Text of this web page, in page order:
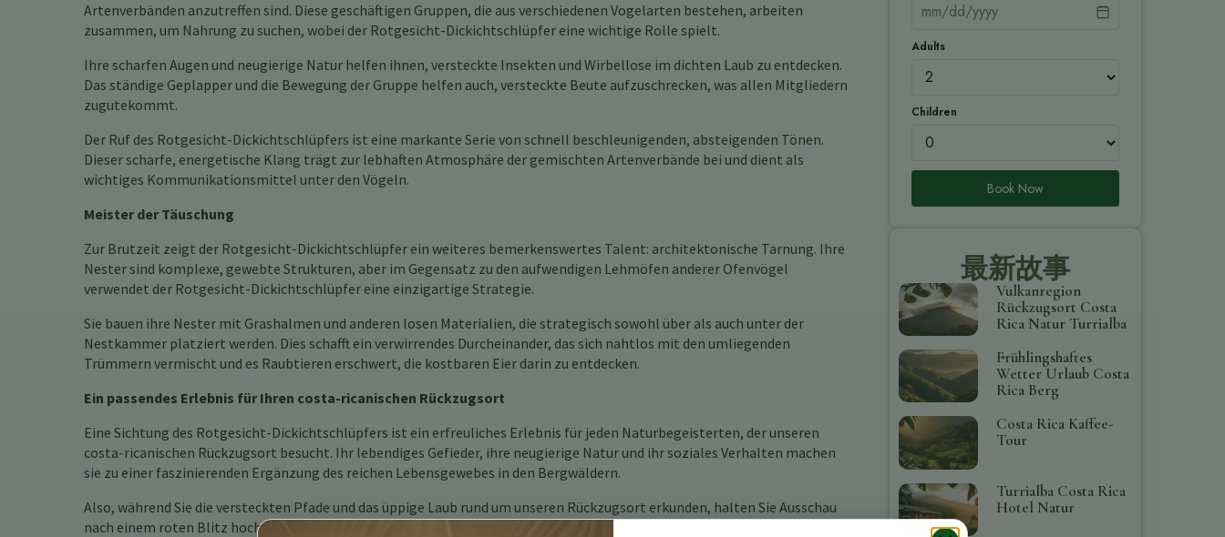
Artenverbänden anzutreffen sind. Diese geschäftigen Gruppen, die aus verschiedenen Vogelarten bestehen, arbeiten
zusammen, um Nahrung zu suchen, wobei der Rotgesicht-Dickichtschlüpfer eine wichtige Rolle spielt.
Ihre scharfen Augen und neugierige Natur helfen ihnen, versteckte Insekten und Wirbellose im dichten Laub zu entdecken.
Das ständige Geplapper und die Bewegung der Gruppe helfen auch, versteckte Beute aufzuschrecken, was allen Mitgliedern
zugutekommt.
Der Ruf des Rotgesicht-Dickichtschlüpfers ist eine markante Serie von schnell beschleunigenden, absteigenden Tönen.
Dieser scharfe, energetische Klang trägt zur lebhaften Atmosphäre der gemischten Artenverbände bei und dient als
wichtiges Kommunikationsmittel unter den Vögeln.
Meister der Täuschung
Zur Brutzeit zeigt der Rotgesicht-Dickichtschlüpfer ein weiteres bemerkenswertes Talent: architektonische Tarnung. Ihre
Nester sind komplexe, gewebte Strukturen, aber im Gegensatz zu den aufwendigen Lehmöfen anderer Ofenvögel
verwendet der Rotgesicht-Dickichtschlüpfer eine einzigartige Strategie.
Sie bauen ihre Nester mit Grashalmen und anderen losen Materialien, die strategisch sowohl über als auch unter der
Nestkammer platziert werden. Dies schafft ein verwirrendes Durcheinander, das sich nahtlos mit den umliegenden
Trümmern vermischt und es Raubtieren erschwert, die kostbaren Eier darin zu entdecken.
Ein passendes Erlebnis für Ihren costa-ricanischen Rückzugsort
Eine Sichtung des Rotgesicht-Dickichtschlüpfers ist ein erfreuliches Erlebnis für jeden Naturbegeisterten, der unseren
costa-ricanischen Rückzugsort besucht. Ihr lebendiges Gefieder, ihre neugierige Natur und ihr soziales Verhalten machen
sie zu einer faszinierenden Ergänzung des reichen Lebensgewebes in den Bergwäldern.
Also, während Sie die versteckten Pfade und das üppige Laub rund um unseren Rückzugsort erkunden, halten Sie Ausschau
nach einem roten Blitz hoch im Kronendach. Vielleicht begegnen Sie diesem feurigen kleinen Wunder, einem strahlenden
Adults
Children
Book Now
最新故事
Vulkanregion
Rückzugsort Costa
Rica Natur Turrialba
Frühlingshaftes
Wetter Urlaub Costa
Rica Berg
Costa Rica Kaffee-
Tour
Turrialba Costa Rica
Hotel Natur